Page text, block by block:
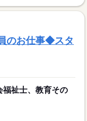
のお仕事◆スタ
福祉士、教育その